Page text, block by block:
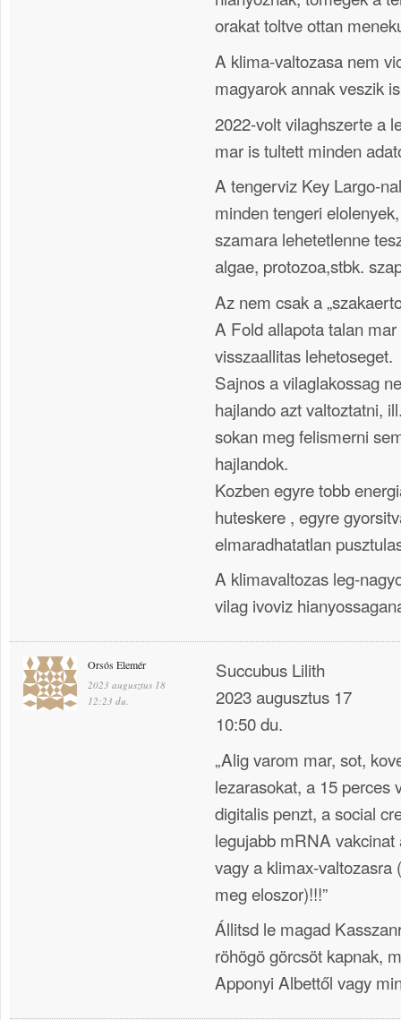
orakat toltve ottan
A klima-valtozasa nem
magyarok annak veszik
2022-volt vilaghszerte a
mar is tultett minden
A tengerviz Key Largo-
minden tengeri
szamara lehetetlenne
algae, protozoa,stbk.
Az nem csak a
A Fold allapota talan
visszaallitas lehetoseget.
Sajnos a vilaglakossag
hajlando azt valtoztatni,
sokan meg felismerni
hajlandok.
Kozben egyre tobb
huteskere , egyre
elmaradhatatlan
A klimavaltozas leg-
vilag ivoviz
Orsós Elemér
2023 augusztus 18
12:23 du.
Succubus Lilith
2023 augusztus 17
10:50 du.
„Alig varom mar, sot,
lezarasokat, a 15 perces
digitalis penzt, a social
legujabb mRNA
vagy a klimax-valtozasra
meg eloszor)!!!”
Állitsd le magad
röhögö görcsöt kapnak,
Apponyi Albettől vagy